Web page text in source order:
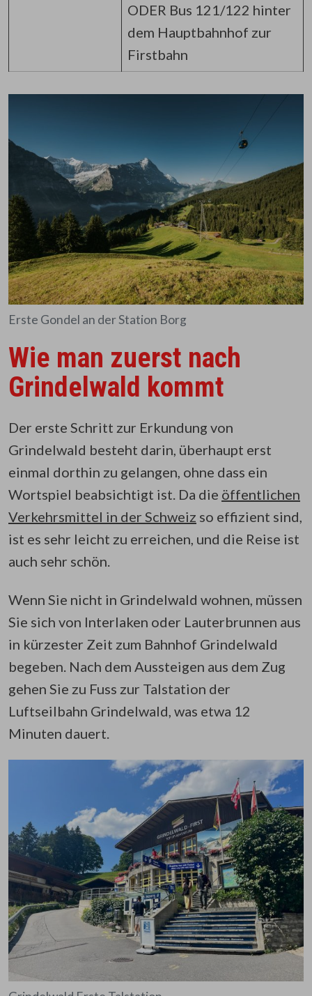
ODER Bus 121/122 hinter
dem Hauptbahnhof zur
Firstbahn
Erste Gondel an der Station Borg
Wie man zuerst nach
Grindelwald kommt
Der erste Schritt zur Erkundung von
Grindelwald besteht darin, überhaupt erst
einmal dorthin zu gelangen, ohne dass ein
Wortspiel beabsichtigt ist. Da die öffentlichen
Verkehrsmittel in der Schweiz so effizient sind,
ist es sehr leicht zu erreichen, und die Reise ist
auch sehr schön.
Wenn Sie nicht in Grindelwald wohnen, müssen
Sie sich von Interlaken oder Lauterbrunnen aus
in kürzester Zeit zum Bahnhof Grindelwald
begeben. Nach dem Aussteigen aus dem Zug
gehen Sie zu Fuss zur Talstation der
Luftseilbahn Grindelwald, was etwa 12
Minuten dauert.